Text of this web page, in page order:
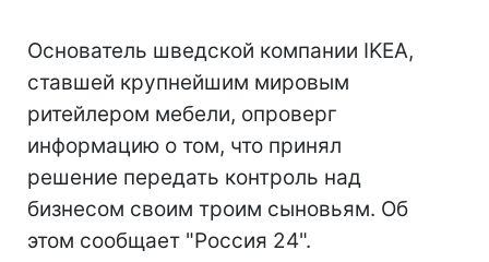
Основатель шведской компании IKEA,
ставшей крупнейшим мировым
ритейлером мебели, опроверг
информацию о том, что принял
решение передать контроль над
бизнесом своим троим сыновьям. Об
этом сообщает "Россия 24".